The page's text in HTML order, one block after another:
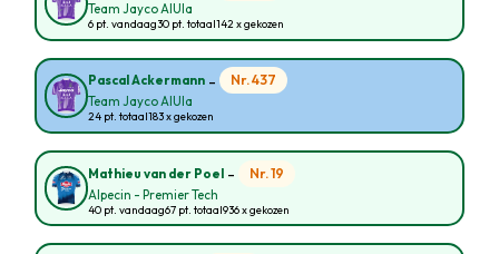
Team Jayco AlUla
6 pt. vandaag30 pt. totaal142 x gekozen
Pascal Ackermann - Nr. 437
Team Jayco AlUla
24 pt. totaal183 x gekozen
Mathieu van der Poel - Nr. 19
Alpecin - Premier Tech
40 pt. vandaag67 pt. totaal936 x gekozen